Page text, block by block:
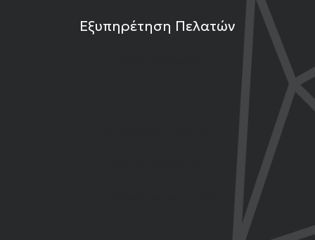
Εξυπηρέτηση Πελατών